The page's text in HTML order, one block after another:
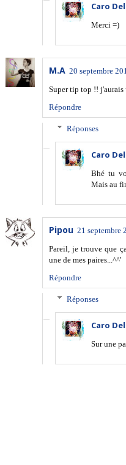
Caro
Merci =)
M.A 20 septembre
Super tip top !! j'aurais
Répondre
Réponses
Caro
Bhé tu
Mais au
Pipou 21 septembre
Pareil, je trouve que
une de mes paires...^^'
Répondre
Réponses
Caro
Sur une